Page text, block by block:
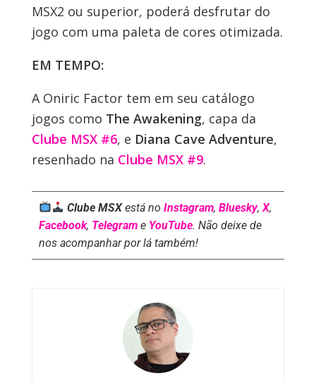
MSX2 ou superior, poderá desfrutar do
jogo com uma paleta de cores otimizada.
EM TEMPO:
A Oniric Factor tem em seu catálogo
jogos como The Awakening, capa da
Clube MSX #6, e Diana Cave Adventure,
resenhado na Clube MSX #9.
Clube MSXestá noInstagram,Bluesky,X,
Facebook, Telegrame YouTube. Não deixe de
nos acompanhar por lá também!